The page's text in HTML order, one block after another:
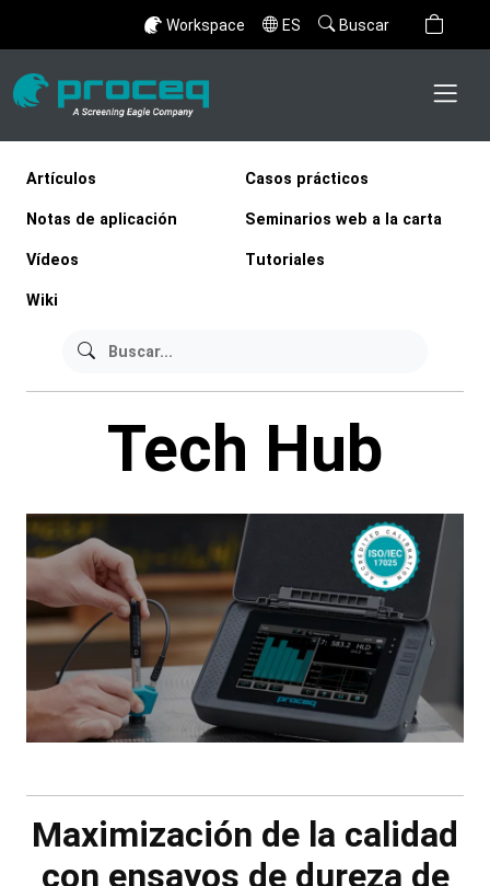
Workspace ES Buscar
Artículos Casos prácticos
Notas de aplicación Seminarios web a la carta
Vídeos Tutoriales
Wiki
Tech Hub
Maximización de la calidad
con ensayos de dureza de